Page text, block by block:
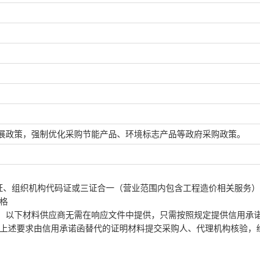
策，强制优化采购节能产品、环境标志产品等政府采购政策。
组织机构代码证或三证合一（营业范围内包含工程造价相关服务
下材料供应商无需在响应文件中提供，只需按照规定提供信用承
述要求由信用承诺函替代的证明材料提交采购人、代理机构核验，